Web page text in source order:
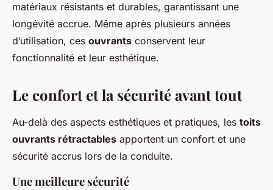
matériaux résistants et durables, garantissant une
longévité accrue. Même après plusieurs années
d’utilisation, ces ouvrants conservent leur
fonctionnalité et leur esthétique.
Le confort et la sécurité avant tout
Au-delà des aspects esthétiques et pratiques, les toits
ouvrants rétractables apportent un confort et une
sécurité accrus lors de la conduite.
Une meilleure sécurité